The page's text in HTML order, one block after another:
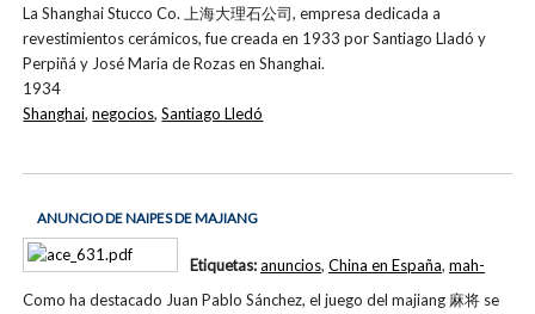
La Shanghai Stucco Co. 上海大理石公司, empresa dedicada a
revestimientos cerámicos, fue creada en 1933 por Santiago Lladó y
Perpiñá y José Maria de Rozas en Shanghai.
1934
Shanghai,negocios,Santiago Lledó
ANUNCIO DE NAIPES DE MAJIANG
Como ha destacado Juan Pablo Sánchez, el juego del majiang 麻将 se
Etiquetas:anuncios, China en España, mah-